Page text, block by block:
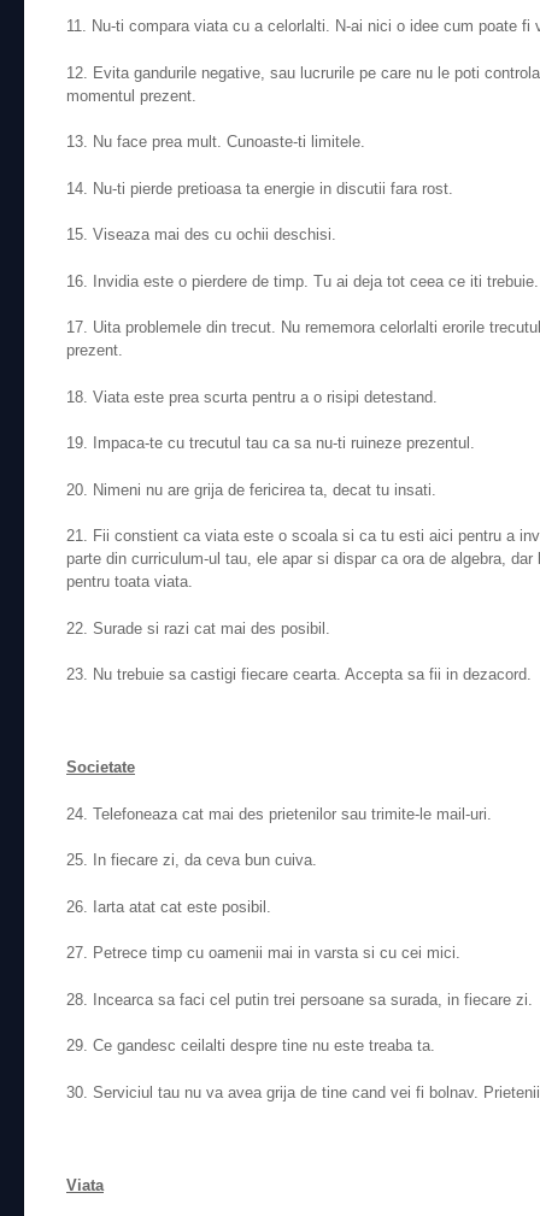
11. Nu-ti compara viata cu a celorlalti. N-ai nici o idee cum poate fi
12. Evita gandurile negative, sau lucrurile pe care nu le poti
momentul prezent.
13. Nu face prea mult. Cunoaste-ti limitele.
14. Nu-ti pierde pretioasa ta energie in discutii fara rost.
15. Viseaza mai des cu ochii deschisi.
16. Invidia este o pierdere de timp. Tu ai deja tot ceea ce iti trebuie.
17. Uita problemele din trecut. Nu rememora celorlalti erorile
prezent.
18. Viata este prea scurta pentru a o risipi detestand.
19. Impaca-te cu trecutul tau ca sa nu-ti ruineze prezentul.
20. Nimeni nu are grija de fericirea ta, decat tu insati.
21. Fii constient ca viata este o scoala si ca tu esti aici pentru a
parte din curriculum-ul tau, ele apar si dispar ca ora de algebra,
pentru toata viata.
22. Surade si razi cat mai des posibil.
23. Nu trebuie sa castigi fiecare cearta. Accepta sa fii in dezacord.
Societate
24. Telefoneaza cat mai des prietenilor sau trimite-le mail-uri.
25. In fiecare zi, da ceva bun cuiva.
26. Iarta atat cat este posibil.
27. Petrece timp cu oamenii mai in varsta si cu cei mici.
28. Incearca sa faci cel putin trei persoane sa surada, in fiecare zi.
29. Ce gandesc ceilalti despre tine nu este treaba ta.
30. Serviciul tau nu va avea grija de tine cand vei fi bolnav.
Viata